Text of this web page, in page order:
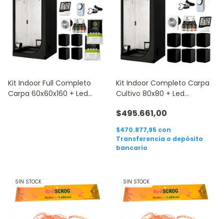
Kit Indoor Full Completo
Carpa 60x60x160 + Led
Kit Indoor Completo Carpa
Cultivo 80x80 + Led
$495.661,00
$470.877,95 con
Transferencia o depósito
bancario
SIN STOCK SIN STOCK